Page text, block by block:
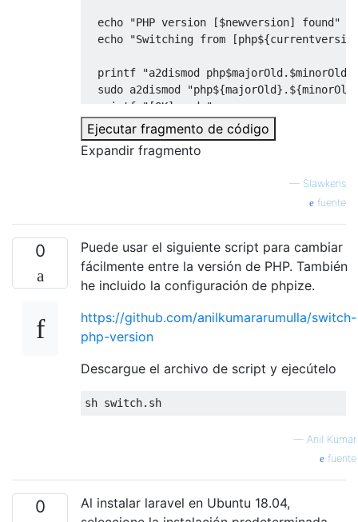
  echo "PHP version [$newversion] found"
echo "Switching from
printf "a2dismod php$majorOld.$minorOld
sudo a2dismod
  printf "[OK] and "
  printf "a2enmod php${newversion} ... "
sudo a2enmod
sudo update-alternatives --set php "/
  printf "[OK]\n"
  sudo service apache2 restart
  printf "[OK] apache2 restarted\n"
echo "PHP version $majorNew.$minorNew
echo "Try \`sudo apt install
fi
echo "DONE!"
Ejecutar fragmento de código
Expandir fragmento
— Slawkens
fuente
0
Puede usar el siguiente script para cambiar
fácilmente entre la versión de PHP. También
he incluido la configuración de phpize.
https://github.com/anilkumararumulla/switch-
php-version
Descargue el archivo de script y ejecútelo
sh switch
— Anil Kumar
fuente
0
Al instalar laravel en Ubuntu 18.04,